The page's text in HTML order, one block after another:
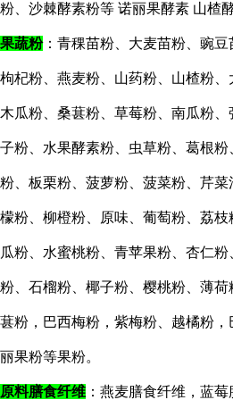
粉、沙棘酵素粉等 诺丽果酵素 山楂
果蔬粉：青稞苗粉、大麦苗粉、豌豆
枸杞粉、燕麦粉、山药粉、山楂粉、
木瓜粉、桑葚粉、草莓粉、南瓜粉
子粉、水果酵素粉、虫草粉、葛根
粉、板栗粉、菠萝粉、菠菜粉、芹
檬粉、柳橙粉、原味、葡萄粉、荔
瓜粉、水蜜桃粉、青苹果粉、杏仁
粉、石榴粉、椰子粉、樱桃粉、薄荷
葚粉，巴西梅粉，紫梅粉、越橘粉
丽果粉等果粉。
原料膳食纤维 ：燕麦膳食纤维，蓝